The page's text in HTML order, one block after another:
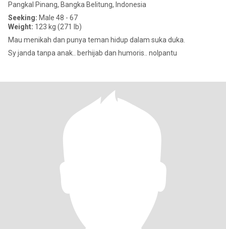
Pangkal Pinang, Bangka Belitung, Indonesia
Seeking: Male 48 - 67
Weight: 123 kg (271 lb)
Mau menikah dan punya teman hidup dalam suka duka.
Sy janda tanpa anak.. berhijab dan humoris.. nolpantu